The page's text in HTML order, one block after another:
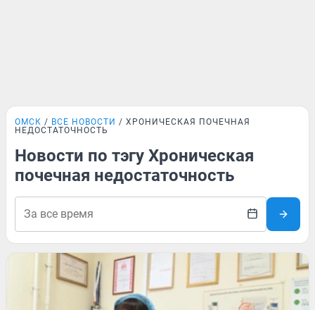
ОМСК ВСЕ НОВОСТИ
ХРОНИЧЕСКАЯ ПОЧЕЧНАЯ
НЕДОСТАТОЧНОСТЬ
Новости по тэгу Хроническая
почечная недостаточность